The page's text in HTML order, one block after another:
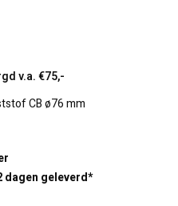
v.a. €75,-
CB ø76 mm
dagen geleverd*